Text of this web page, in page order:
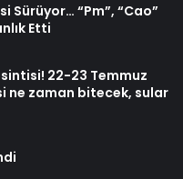
Sürüyor… “Pm”, “Cao”
Etti
22-23 Temmuz
ne zaman bitecek, sular